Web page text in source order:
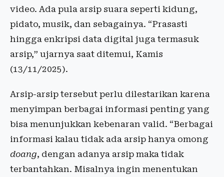
video. Ada pula arsip suara seperti kidung,
pidato, musik, dan sebagainya. “Prasasti
hingga enkripsi data digital juga termasuk
arsip,” ujarnya saat ditemui, Kamis
(13/11/2025).
Arsip-arsip tersebut perlu dilestarikan karena
menyimpan berbagai informasi penting yang
bisa menunjukkan kebenaran valid. “Berbagai
informasi kalau tidak ada arsip hanya omong
doang, dengan adanya arsip maka tidak
terbantahkan. Misalnya ingin menentukan